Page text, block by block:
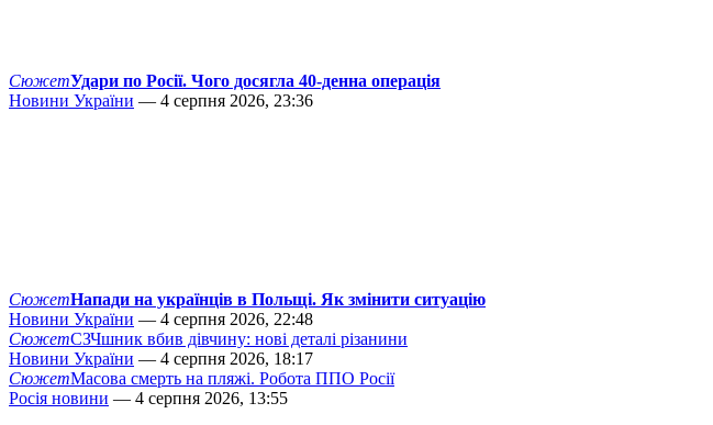
СюжетУдари по Росії. Чого досягла 40-денна операція
Новини України — 4 серпня 2026, 23:36
СюжетНапади на українців в Польщі. Як змінити ситуацію
Новини України — 4 серпня 2026, 22:48
СюжетСЗЧшник вбив дівчину: нові деталі різанини
Новини України — 4 серпня 2026, 18:17
СюжетМасова смерть на пляжі. Робота ППО Росії
Росія новини — 4 серпня 2026, 13:55